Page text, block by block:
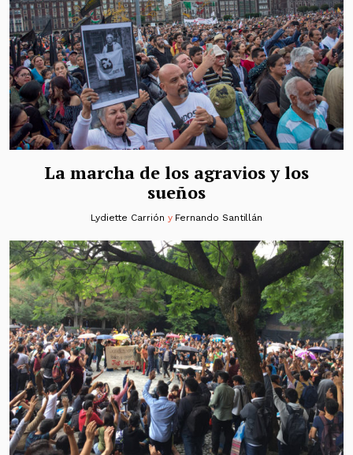
La marcha de los agravios y los
sueños
Lydiette Carrión y Fernando Santillán